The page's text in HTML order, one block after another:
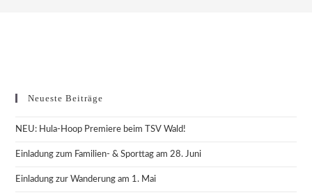
Neueste Beiträge
NEU: Hula-Hoop Premiere beim TSV Wald!
Einladung zum Familien- & Sporttag am 28. Juni
Einladung zur Wanderung am 1. Mai